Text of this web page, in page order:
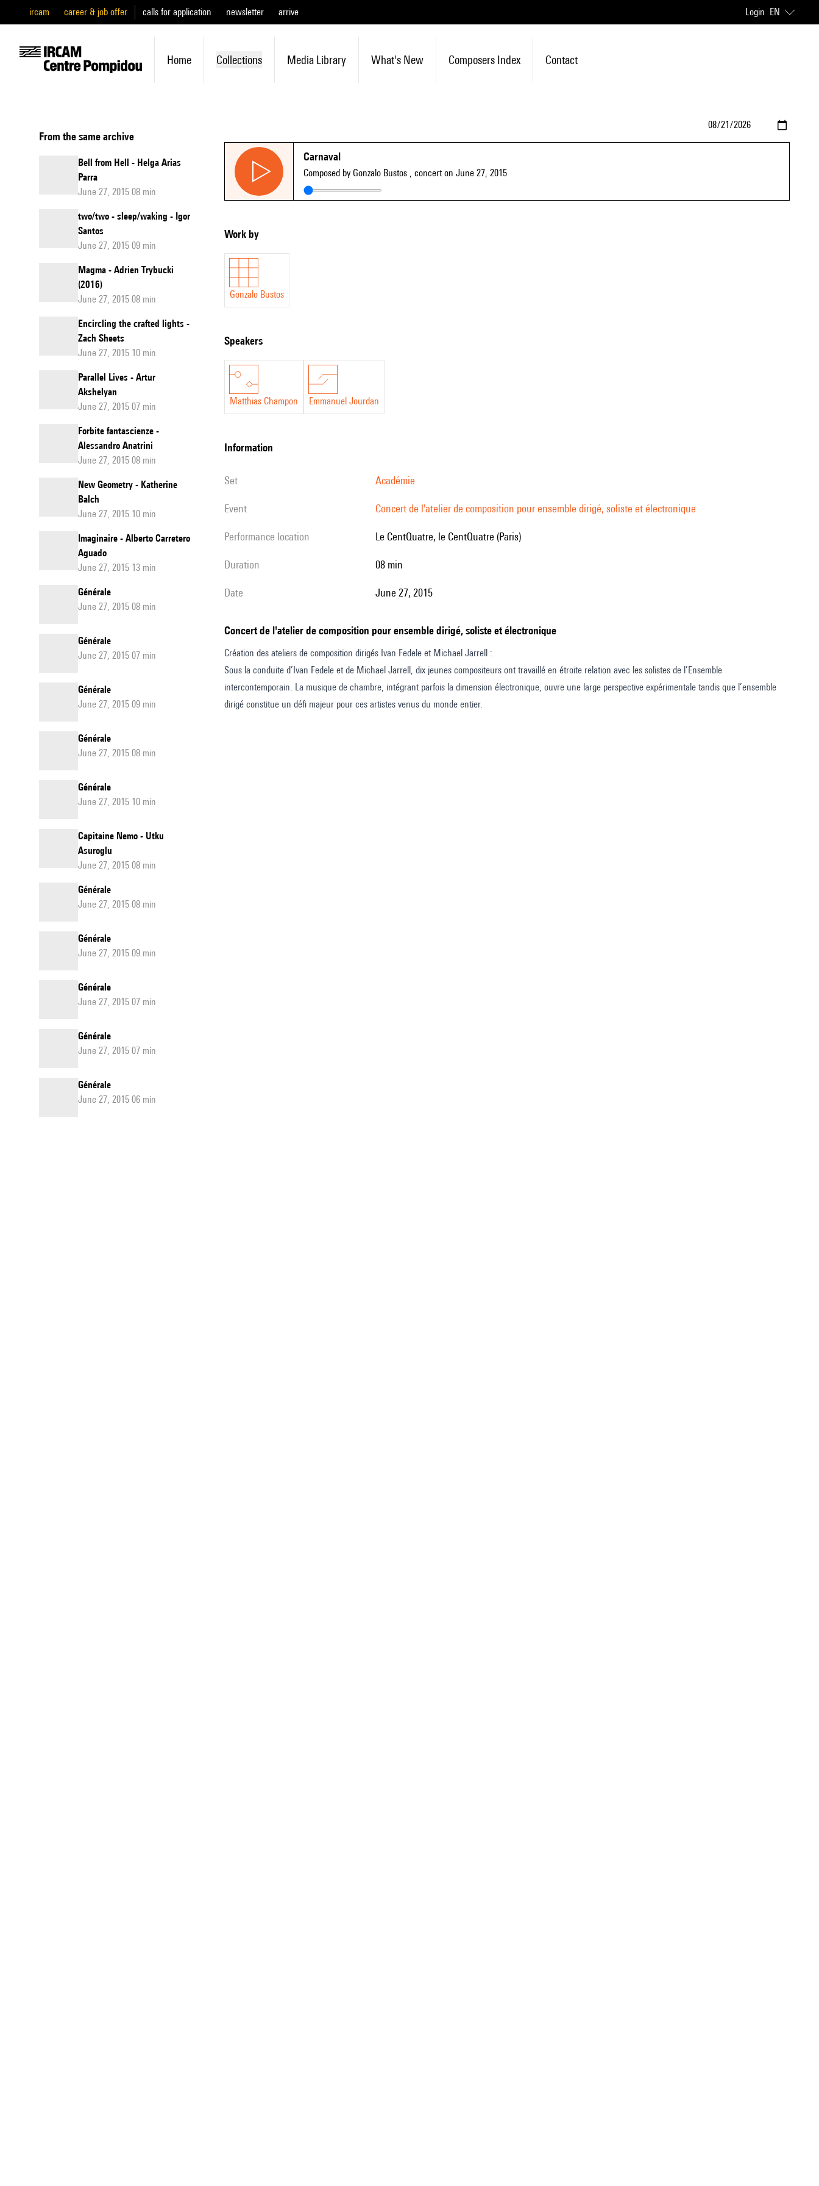
ircam career & job offer calls for application newsletter arrive Login EN
Home Collections Media Library What's New Composers Index Contact
From the same archive
Bell from Hell - Helga Arias
Parra
June 27, 2015 08 min
two/two - sleep/waking - Igor
Santos
June 27, 2015 09 min
Magma - Adrien Trybucki
(2016)
June 27, 2015 08 min
Encircling the crafted lights -
Zach Sheets
June 27, 2015 10 min
Parallel Lives - Artur
Akshelyan
June 27, 2015 07 min
Forbite fantascienze -
Alessandro Anatrini
June 27, 2015 08 min
New Geometry - Katherine
Balch
June 27, 2015 10 min
Imaginaire - Alberto Carretero
Aguado
June 27, 2015 13 min
Générale
June 27, 2015 08 min
Générale
June 27, 2015 07 min
Générale
June 27, 2015 09 min
Générale
June 27, 2015 08 min
Générale
June 27, 2015 10 min
Capitaine Nemo - Utku
Asuroglu
June 27, 2015 08 min
Générale
June 27, 2015 08 min
Générale
June 27, 2015 09 min
Générale
June 27, 2015 07 min
Générale
June 27, 2015 07 min
Générale
June 27, 2015 06 min
Carnaval
Composed by Gonzalo Bustos , concert on June 27, 2015
Work by
Gonzalo Bustos
speakers
Matthias Champon Emmanuel Jourdan
information
set Académie
event Concert de l'atelier de composition pour ensemble dirigé, soliste et électronique
performance location le CentQuatre, le CentQuatre (Paris)
duration 08 min
date June 27, 2015
Concert de l'atelier de composition pour ensemble dirigé, soliste et électronique
Création des ateliers de composition dirigés Ivan Fedele et Michael Jarrell :
Sous la conduite d’Ivan Fedele et de Michael Jarrell, dix jeunes compositeurs ont travaillé en étroite relation avec les solistes de l’Ensemble
intercontemporain. La musique de chambre, intégrant parfois la dimension électronique, ouvre une large perspective expérimentale tandis que l’ensemble
dirigé constitue un défi majeur pour ces artistes venus du monde entier.